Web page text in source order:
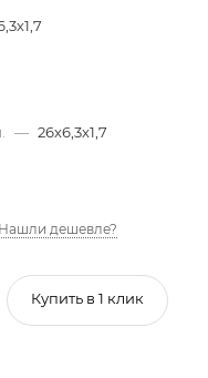
— 26х6,3х1,7
Нашли дешевле?
Купить в 1 клик